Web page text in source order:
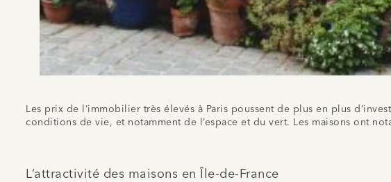
Les prix de l’immobilier très élevés à Paris poussent de plus en plus
conditions de vie, et notamment de l’espace et du vert. Les maisons ont
L’attractivité des maisons en Île-de-France